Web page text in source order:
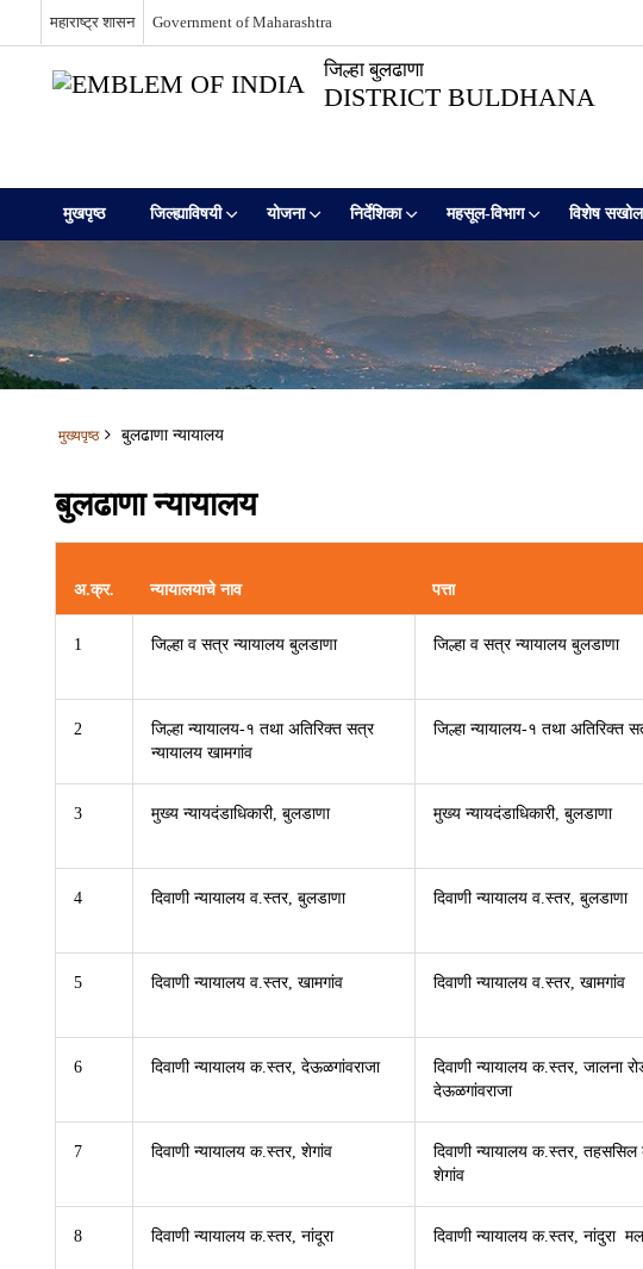
महाराष्ट्र शासन Government of Maharashtra
जिल्हा बुलढाणा
DISTRICT BULDHANA
मुखपृष्ठ जिल्ह्याविषयी योजना निर्देशिका महसूल-विभाग विशेष
मुख्यपृष्ठ बुलढाणा न्यायालय
बुलढाणा न्यायालय
अ.क्र. न्यायालयाचे नाव पत्ता
1 जिल्हा व सत्र न्यायालय बुलडाणा जिल्हा व सत्र न्यायालय बुलडाणा
2
जिल्हा न्यायालय-१ तथा अतिरिक्त सत्र
न्यायालय खामगांव
जिल्हा न्यायालय-१ तथा अतिरिक्त
3 मुख्य न्यायदंडाधिकारी, बुलडाणा मुख्य न्यायदंडाधिकारी, बुलडाणा
4 दिवाणी न्यायालय व.स्तर, बुलडाणा दिवाणी न्यायालय व.स्तर, बुलडाणा
5 दिवाणी न्यायालय व.स्तर, खामगांव दिवाणी न्यायालय व.स्तर, खामगांव
6 दिवाणी न्यायालय क.स्तर, देऊळगांवराजा
दिवाणी न्यायालय क.स्तर, जालना
देऊळगांवराजा
7 दिवाणी न्यायालय क.स्तर, शेगांव
दिवाणी न्यायालय क.स्तर, तहससिल
शेगांव
8 दिवाणी न्यायालय क.स्तर, नांदूरा दिवाणी न्यायालय क.स्तर, नांदुरा